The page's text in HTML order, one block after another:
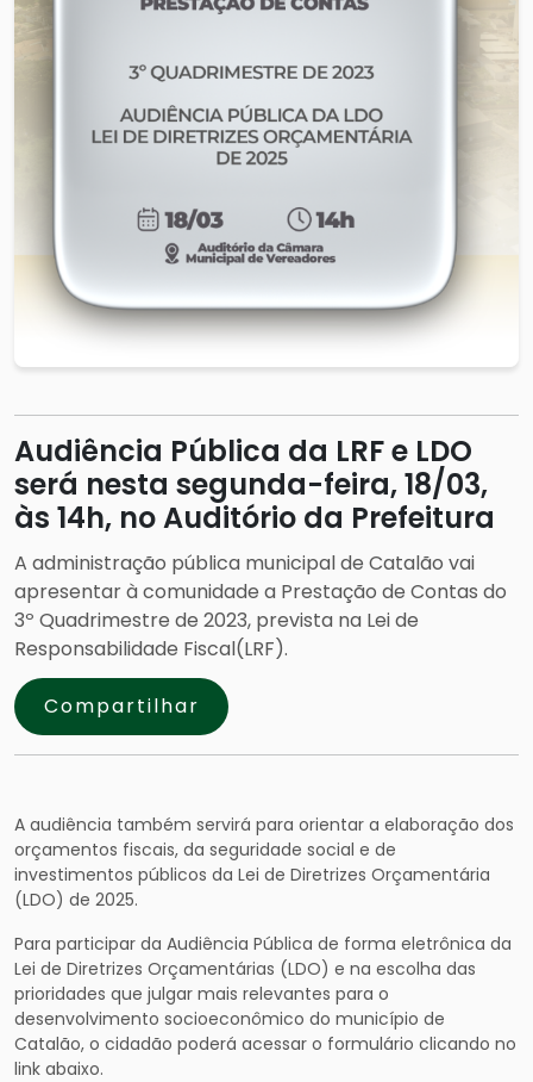
Audiência Pública da LRF e LDO
será nesta segunda-feira, 18/03,
às 14h, no Auditório da Prefeitura
A administração pública municipal de Catalão vai
apresentar à comunidade a Prestação de Contas do
3º Quadrimestre de 2023, prevista na Lei de
Responsabilidade Fiscal(LRF).
Compartilhar
A audiência também servirá para orientar a elaboração dos
orçamentos fiscais, da seguridade social e de
investimentos públicos da Lei de Diretrizes Orçamentária
(LDO) de 2025.
Para participar da Audiência Pública de forma eletrônica da
Lei de Diretrizes Orçamentárias (LDO) e na escolha das
prioridades que julgar mais relevantes para o
desenvolvimento socioeconômico do município de
Catalão, o cidadão poderá acessar o formulário clicando no
link abaixo.